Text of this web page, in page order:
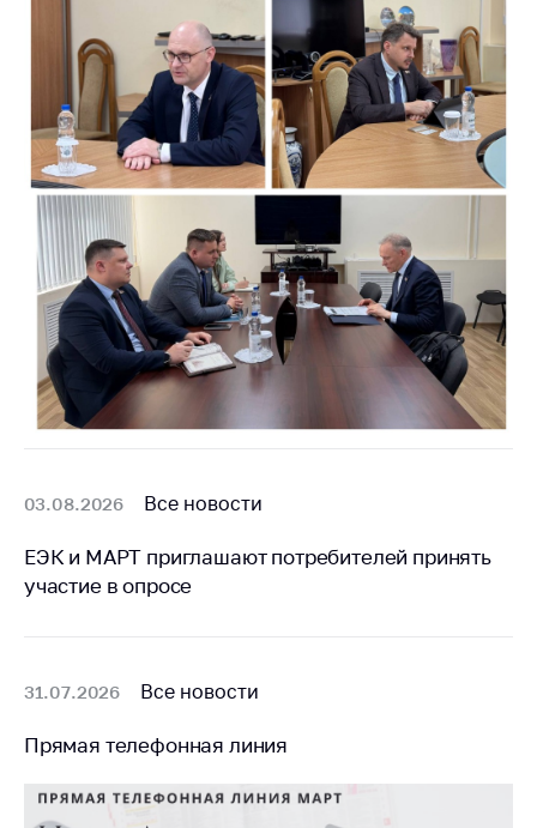
Приемная
Министра
Горячая линия
Пресс-служба
Вышестоящий
государственный
орган
Важное на сайте
Сообщить о росте
цен
Ценообразование
медицинского
назначения и
медицинскую
технику
(отсутствия)
антимонопольного
законодательства
Предостережения и
03.08.2026 Все новости
ЕЭК и МАРТ приглашают потребителей принять
участие в опросе
31.07.2026 Все новости
Прямая телефонная линия